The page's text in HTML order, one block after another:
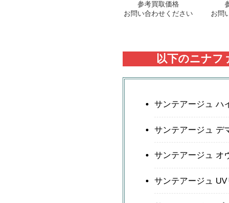
参考買取価格
お問い合わせください
お問
以下のニナフ
サンテアージュ ハ
サンテアージュ デ
サンテアージュ オ
サンテアージュ